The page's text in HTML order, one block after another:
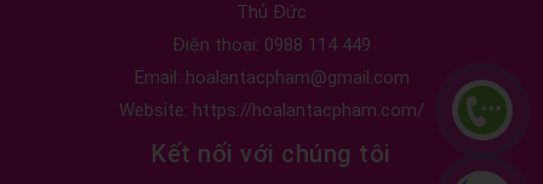
Thủ Đức
Điện thoại: 0988 114 449
Email: hoalantacpham@gmail.com
Website: https://hoalantacpham.com/
Kết nối với chúng tôi